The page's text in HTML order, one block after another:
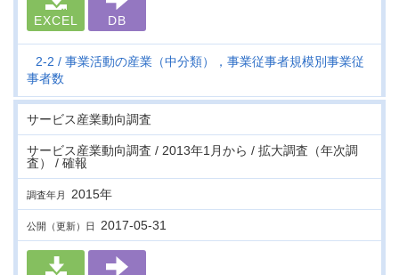
EXCEL DB
2-2
事業活動の産業（中分類），事業従事者規模別事業従
事者数
サービス産業動向調査
サービス産業動向調査 / 2013年1月から / 拡大調査（年次調
査） / 確報
調査年月 2015年
公開（更新）日 2017-05-31